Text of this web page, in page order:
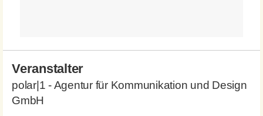
Veranstalter
polar|1 - Agentur für Kommunikation und Design
GmbH